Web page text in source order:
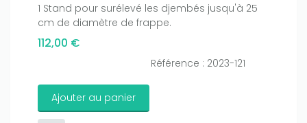
1 Stand pour surélevé les djembés jusqu'à 25
cm de diamètre de frappe.
112,00 €
Référence : 2023-121
Ajouter au panier